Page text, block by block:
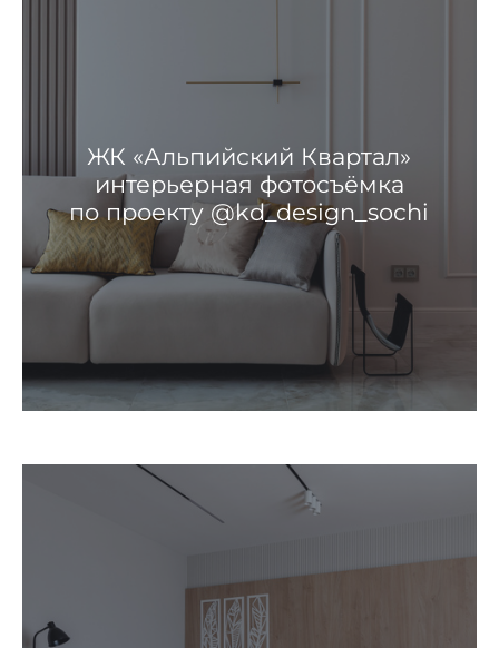
ЖК «Альпийский Квартал»
интерьерная фотосъёмка
по проекту @kd_design_sochi